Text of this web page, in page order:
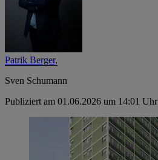
Patrik Berger,
Sven Schumann
Publiziert am 01.06.2026 um 14:01 Uhr